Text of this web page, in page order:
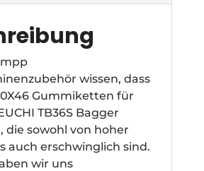
wissen, dass
Gummiketten für
TB36S Bagger
die sowohl von hoher
auch erschwinglich sind.
wir uns